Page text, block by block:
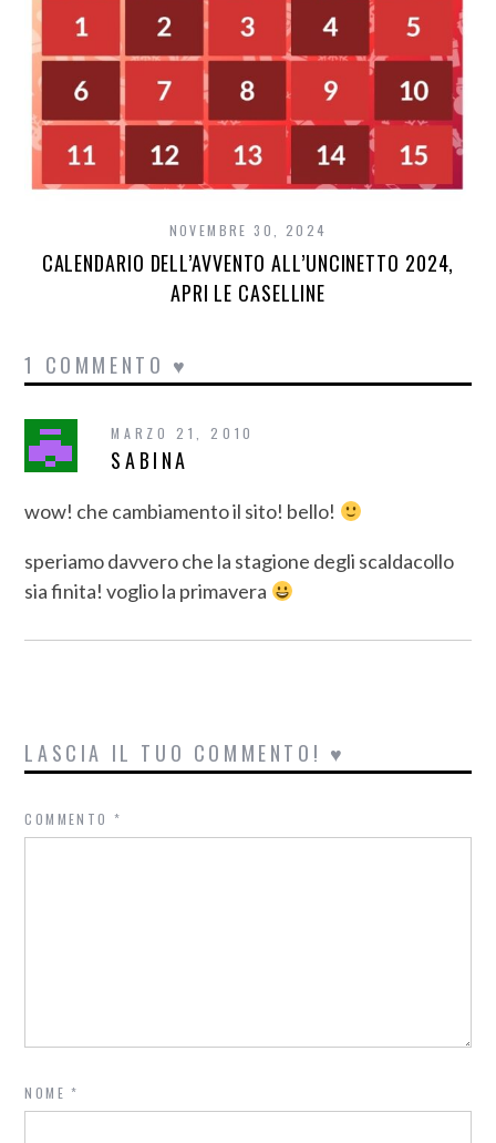
NOVEMBRE 30, 2024
CALENDARIO DELL’AVVENTO ALL’UNCINETTO 2024,
APRI LE CASELLINE
1 COMMENTO ♥
MARZO 21, 2010
SABINA
wow! che cambiamento il sito! bello!
speriamo davvero che la stagione degli scaldacollo
sia finita! voglio la primavera
LASCIA IL TUO COMMENTO! ♥
COMMENTO*
NOME*